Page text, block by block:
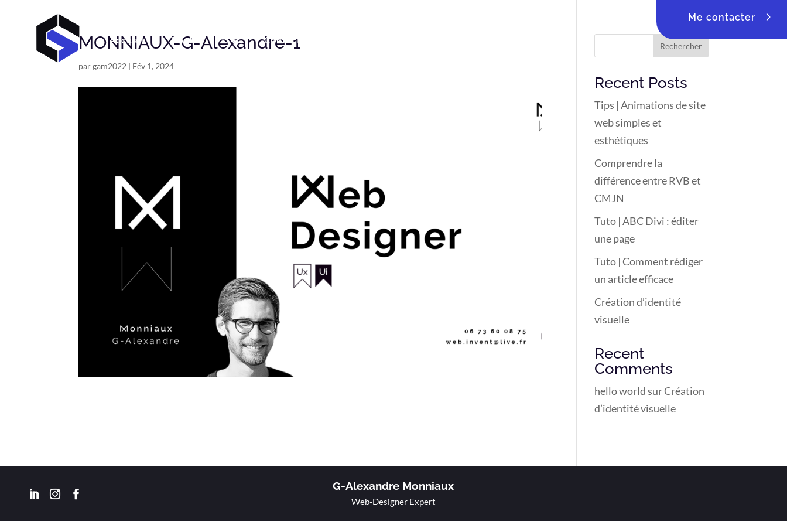
Accueil Book C V Contact
Me contacter
MONNIAUX-G-Alexandre-1
pargam2022 | Fév 1, 2024
Rechercher
Recent Posts
Tips | Animations de site
web simples et
esthétiques
Comprendre la
différence entre RVB et
CMJN
Tuto | ABC Divi : éditer
une page
Tuto | Comment rédiger
un article efficace
Création d’identité
visuelle
Recent
Comments
hello worldsurCréation
d’identité visuelle
G-Alexandre Monniaux
Web-Designer Expert